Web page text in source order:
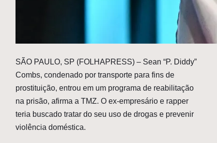
SÃO PAULO, SP (FOLHAPRESS) – Sean “P. Diddy”
Combs, condenado por transporte para fins de
prostituição, entrou em um programa de reabilitação
na prisão, afirma a TMZ. O ex-empresário e rapper
teria buscado tratar do seu uso de drogas e prevenir
violência doméstica.